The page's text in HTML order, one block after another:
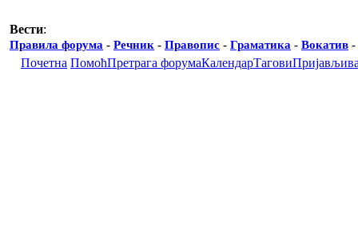
Вести:
Правила форума - Речник - Правопис - Граматика - Вокатив -
Почетна ПомоћПретрага форумаКалендарТагови